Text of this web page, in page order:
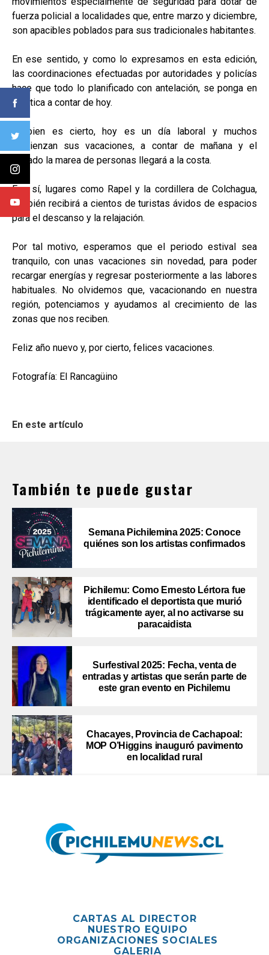
fuerza policial a localidades que, entre marzo y diciembre,
son apacibles poblados para sus tradicionales habitantes.
En ese sentido, y como lo expresamos en esta edición,
las coordinaciones efectuadas por autoridades y policías
hace que todo lo planificado con antelación, se ponga en
práctica a contar de hoy.
Si bien es cierto, hoy es un día laboral y muchos
comienzan sus vacaciones, a contar de mañana y el
sábado la marea de personas llegará a la costa.
Eso sí, lugares como Rapel y la cordillera de Colchagua,
también recibirá a cientos de turistas ávidos de espacios
para el descanso y la relajación.
Por tal motivo, esperamos que el periodo estival sea
tranquilo, con unas vacaciones sin novedad, para poder
recargar energías y regresar posteriormente a las labores
habituales. No olvidemos que, vacacionando en nuestra
región, potenciamos y ayudamos al crecimiento de las
zonas que nos reciben.
Feliz año nuevo y, por cierto, felices vacaciones.
Fotografía: El Rancagüino
En este artículo
También te puede gustar
Semana Pichilemina 2025: Conoce
quiénes son los artistas confirmados
Pichilemu: Como Ernesto Lértora fue
identificado el deportista que murió
trágicamente ayer, al no activarse su
paracaidista
Surfestival 2025: Fecha, venta de
entradas y artistas que serán parte de
este gran evento en Pichilemu
Chacayes, Provincia de Cachapoal:
MOP O’Higgins inauguró pavimento
en localidad rural
CARTAS AL DIRECTOR
NUESTRO EQUIPO
ORGANIZACIONES SOCIALES
GALERIA